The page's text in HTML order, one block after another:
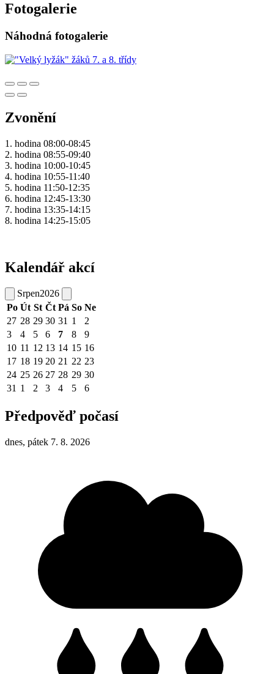
Fotogalerie
Náhodná fotogalerie
Zvonění
1. hodina 08:00-08:45
2. hodina 08:55-09:40
3. hodina 10:00-10:45
4. hodina 10:55-11:40
5. hodina 11:50-12:35
6. hodina 12:45-13:30
7. hodina 13:35-14:15
8. hodina 14:25-15:05
Kalendář akcí
Srpen2026
Po Út St Čt Pá So Ne
27 28 29 30 31 1
2
3
4 5 6 7 8
9
10 11 12 13 14 15 16
17 18 19 20 21 22 23
24 25 26 27 28 29 30
31 1 2 3 4 5 6
Předpověď počasí
dnes, pátek 7. 8. 2026